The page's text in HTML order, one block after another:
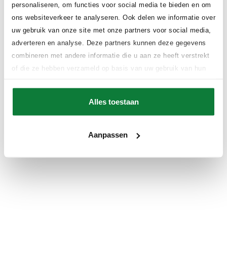
personaliseren, om functies voor social media te bieden en om
ons websiteverkeer te analyseren. Ook delen we informatie over
uw gebruik van onze site met onze partners voor social media,
adverteren en analyse. Deze partners kunnen deze gegevens
combineren met andere informatie die u aan ze heeft verstrekt
of die ze hebben verzameld op basis van uw gebruik van hun
Alles toestaan
Aanpassen